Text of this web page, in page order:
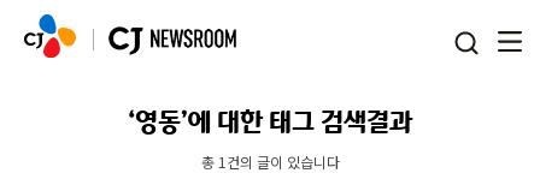
‘영동’에 대한 태그 검색결과
총 1건의 글이 있습니다